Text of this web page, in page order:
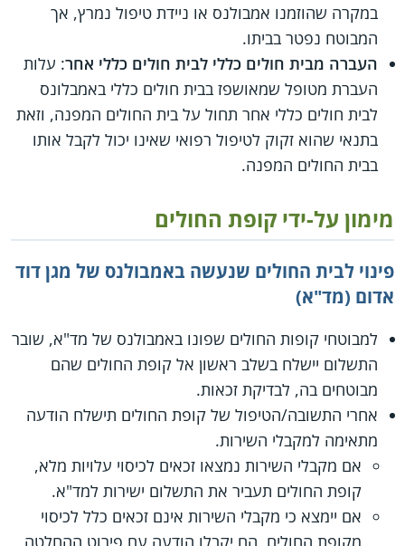
במקרה שהוזמנו אמבולנס או ניידת טיפול נמרץ, אך
המבוטח נפטר בביתו.
העברה מבית חולים כללי לבית חולים כללי אחר: עלות
העברת מטופל שמאושפז בבית חולים כללי באמבלונס
לבית חולים כללי אחר תחול על בית החולים המפנה, וזאת
בתנאי שהוא זקוק לטיפול רפואי שאינו יכול לקבל אותו
בבית החולים המפנה.
מימון על-ידי קופת החולים
פינוי לבית החולים שנעשה באמבולנס של מגן דוד
אדום (מד"א)
למבוטחי קופות החולים שפונו באמבולנס של מד"א, שובר
התשלום יישלח בשלב ראשון אל קופת החולים שהם
מבוטחים בה, לבדיקת זכאות.
אחרי התשובה/הטיפול של קופת החולים תישלח הודעה
מתאימה למקבלי השירות.
אם מקבלי השירות נמצאו זכאים לכיסוי עלויות מלא,
קופת החולים תעביר את התשלום ישירות למד"א.
אם יימצא כי מקבלי השירות אינם זכאים כלל לכיסוי
מקופת החולים, הם יקבלו הודעה עם פירוט ההחלטה